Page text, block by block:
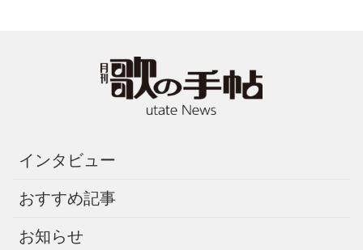
インタビュー
おすすめ記事
お知らせ